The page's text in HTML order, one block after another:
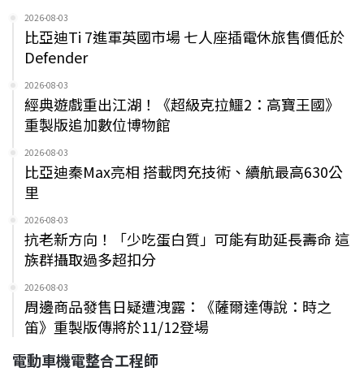
2026-08-03
比亞迪Ti 7進軍英國市場 七人座插電休旅售價低於
Defender
2026-08-03
經典遊戲重出江湖！《超級克拉鱷2：高寶王國》
重製版追加數位博物館
2026-08-03
比亞迪秦Max亮相 搭載閃充技術、續航最高630公
里
2026-08-03
抗老新方向！「少吃蛋白質」可能有助延長壽命 這
族群攝取過多超扣分
2026-08-03
周邊商品發售日疑遭洩露：《薩爾達傳說：時之
笛》重製版傳將於11/12登場
電動車機電整合工程師